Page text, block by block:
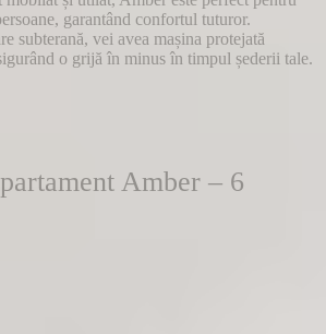
garantând confortul tuturor.
subterană, vei avea mașina protejată
o grijă în minus în timpul șederii tale.
Amber – 6
Apartments